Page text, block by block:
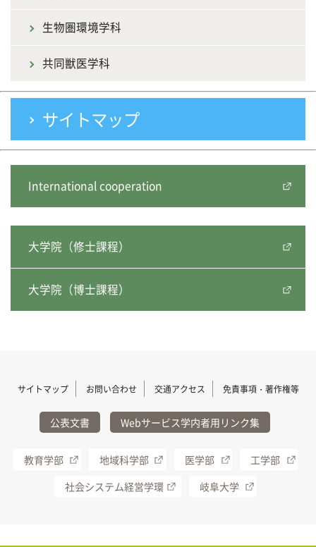
生物圏環境学科
共同獣医学科
サイトマップ
International cooperation
大学院（修士課程）
大学院（博士課程）
サイトマップ お問い合わせ 交通アクセス 免責事項・著作権等
公表文書 Webサービス学内者用リンク集
教育学部 地域科学部 医学部
工学部
社会システム経営学環
岐阜大学